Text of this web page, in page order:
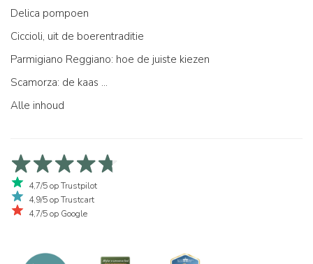
Delica pompoen
Ciccioli, uit de boerentraditie
Parmigiano Reggiano: hoe de juiste kiezen
Scamorza: de kaas ...
Alle inhoud
4,7/5 op Trustpilot
4,9/5 op Trustcart
4,7/5 op Google